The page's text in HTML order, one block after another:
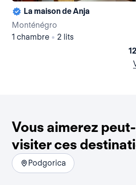
La maison de Anja
Monténégro
1 chambre • 2 lits
Vous aimerez
visiter ces
Podgorica